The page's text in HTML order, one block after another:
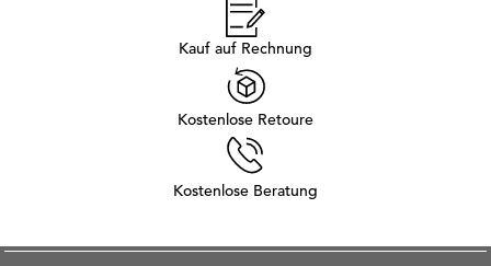
Kauf auf Rechnung
Kostenlose Retoure
Kostenlose Beratung